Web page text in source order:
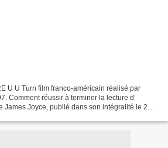
U U Turn film franco-américain réalisé par
Comment réussir à terminer la lecture d’
James Joyce, publié dans son intégralité le 2